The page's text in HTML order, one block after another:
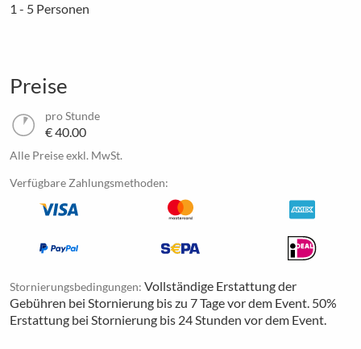
1 - 5 Personen
Preise
pro Stunde
€ 40.00
Alle Preise exkl. MwSt.
Verfügbare Zahlungsmethoden:
Stornierungsbedingungen: Vollständige Erstattung der
Gebühren bei Stornierung bis zu 7 Tage vor dem Event. 50%
Erstattung bei Stornierung bis 24 Stunden vor dem Event.